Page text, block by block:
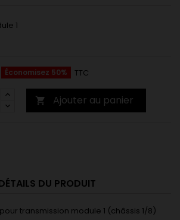
1
Économisez 50% TTC
 Ajouter au panier
DU PRODUIT
transmission module 1 (châssis 1/8)